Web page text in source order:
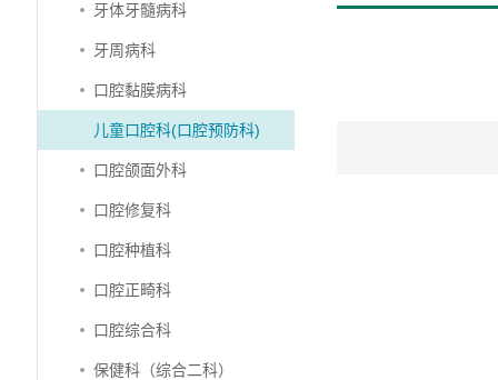
牙体牙髓病科
牙周病科
口腔黏膜病科
儿童口腔科(口腔预防科)
口腔颌面外科
口腔修复科
口腔种植科
口腔正畸科
口腔综合科
保健科（综合二科）